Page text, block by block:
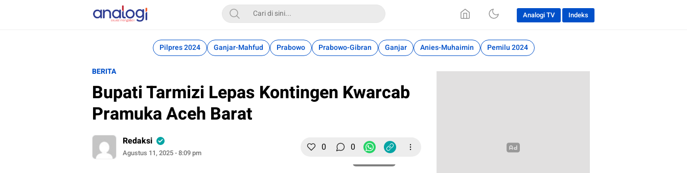
Analogi
Akurat Mengabari
Analogi TV Indeks
Pilpres 2024 Ganjar-Mahfud Prabowo Prabowo-Gibran Ganjar Anies-Muhaimin Pemilu 2024
BERITA
Bupati Tarmizi Lepas Kontingen Kwarcab
Pramuka Aceh Barat
Redaksi
Agustus 11, 2025 - 8:09 pm 0 0